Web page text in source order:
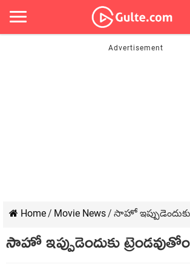
Home/ Movie News/ సాహో ఇప్పుడెందుకు
సాహో ఇప్పుడెందుకు